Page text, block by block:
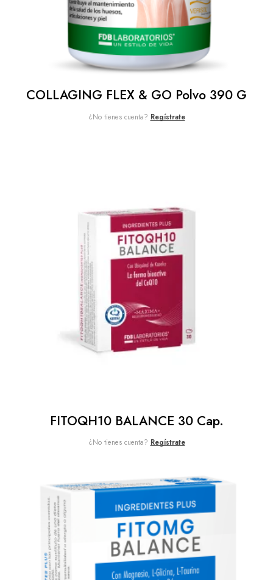
COLLAGING FLEX & GO Polvo 390 G
¿No tienes cuenta? Regístrate
FITOQH10 BALANCE 30 Cap.
¿No tienes cuenta? Regístrate